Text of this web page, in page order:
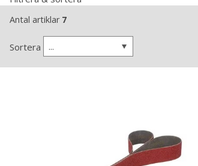
Antal artiklar 7
Sortera ...